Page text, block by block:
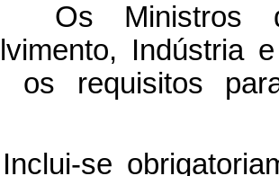
Ministros
Indústria
os requisitos
se